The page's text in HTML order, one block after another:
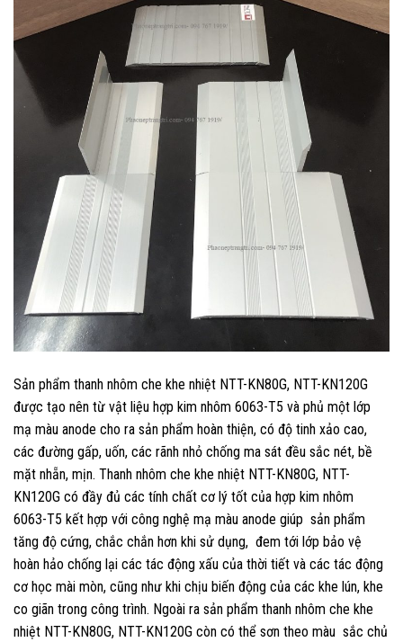
Sản phẩm thanh nhôm che khe nhiệt NTT-KN80G, NTT-KN120G
được tạo nên từ vật liệu hợp kim nhôm 6063-T5 và phủ một lớp
mạ màu anode cho ra sản phẩm hoàn thiện, có độ tinh xảo cao,
các đường gấp, uốn, các rãnh nhỏ chống ma sát đều sắc nét, bề
mặt nhẵn, mịn. Thanh nhôm che khe nhiệt NTT-KN80G, NTT-
KN120G có đầy đủ các tính chất cơ lý tốt của hợp kim nhôm
6063-T5 kết hợp với công nghệ mạ màu anode giúp sản phẩm
tăng độ cứng, chắc chắn hơn khi sử dụng, đem tới lớp bảo vệ
hoàn hảo chống lại các tác động xấu của thời tiết và các tác động
cơ học mài mòn, cũng như khi chịu biến động của các khe lún, khe
co giãn trong công trình. Ngoài ra sản phẩm thanh nhôm che khe
nhiệt NTT-KN80G, NTT-KN120G còn có thể sơn theo màu sắc chủ